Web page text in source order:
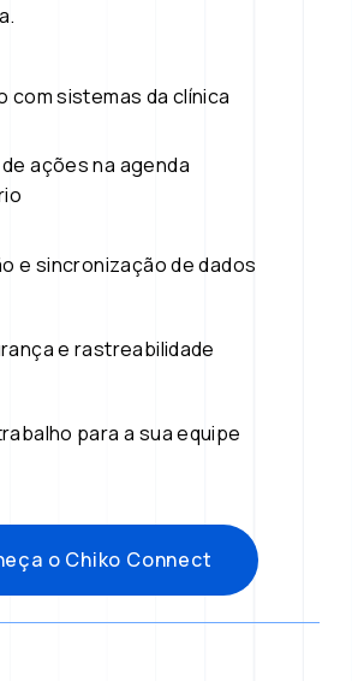
com sistemas da clínica
ações na agenda
e sincronização de dados
e rastreabilidade
para a sua equipe
o Chiko Connect